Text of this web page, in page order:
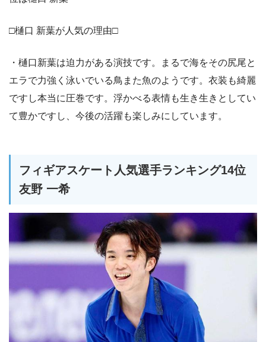
□樋口 新葉が人気の理由□
・樋口新葉は迫力がある演技です。まるで海をその尻尾と
エラで力強く泳いでいる鳥また魚のようです。衣装も綺麗
ですし本当に圧巻です。浮かべる表情も生き生きとしてい
て豊かですし、今後の活躍も楽しみにしています。
フィギアスケート人気選手ランキング14位
友野 一希